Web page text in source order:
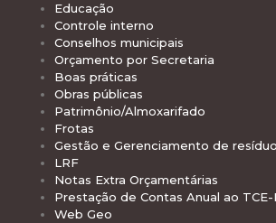
Educação
Controle interno
Conselhos municipais
Orçamento por Secretaria
Boas práticas
Obras públicas
Patrimônio/Almoxarifado
Frotas
Gestão e Gerenciamento de
LRF
Notas Extra Orçamentárias
Prestação de Contas Anual ao TCE-
Web Geo